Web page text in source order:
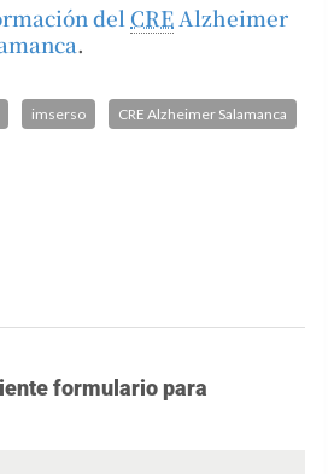
del CRE Alzheimer
.
imserso CRE Alzheimer Salamanca
formulario para